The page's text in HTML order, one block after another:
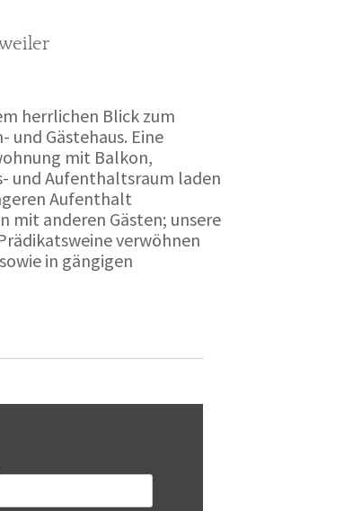
herrlichen Blick zum
Gästehaus. Eine
mit Balkon,
und Aufenthaltsraum laden
Aufenthalt
mit anderen Gästen; unsere
verwöhnen
in gängigen